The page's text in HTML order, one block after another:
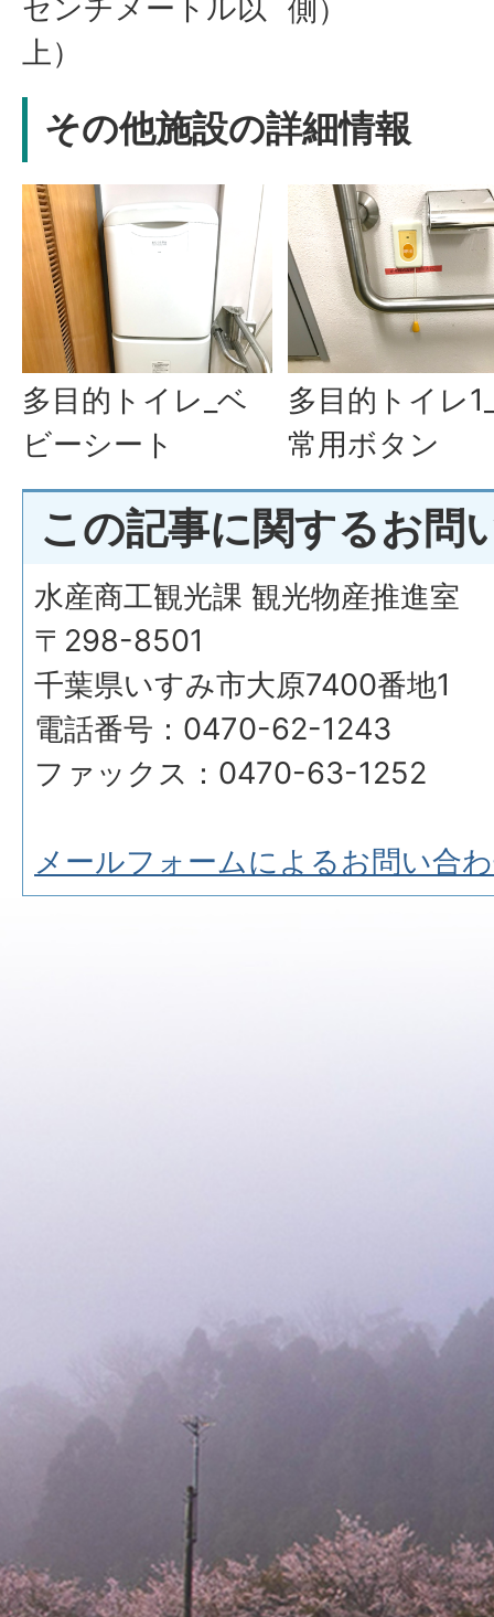
センチメートル以
上）
側）
その他施設の詳細情報
多目的トイレ_ベ
ビーシート
多目的トイレ
常用ボタン
この記事に関するお問
水産商工観光課 観光物産推進室
〒298-8501
千葉県いすみ市大原7400番地1
電話番号：0470-62-1243
ファックス：0470-63-1252
メールフォームによるお問い合